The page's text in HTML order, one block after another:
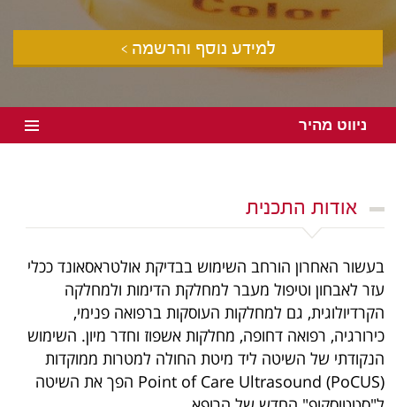
למידע נוסף והרשמה >
ניווט מהיר
אודות התכנית
בעשור האחרון הורחב השימוש בבדיקת אולטראסאונד ככלי
עזר לאבחון וטיפול מעבר למחלקת הדימות ולמחלקה
הקרדיולוגית, גם למחלקות העוסקות ברפואה פנימי,
כירורגיה, רפואה דחופה, מחלקות אשפוז וחדר מיון. השימוש
הנקודתי של השיטה ליד מיטת החולה למטרות ממוקדות
Point of Care Ultrasound (PoCUS) הפך את השיטה